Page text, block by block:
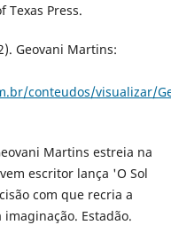
Texas Press.
Geovani Martins:
conteudos/visualizar/
Martins estreia na
escritor lança 'O Sol
com que recria a
Estadão.